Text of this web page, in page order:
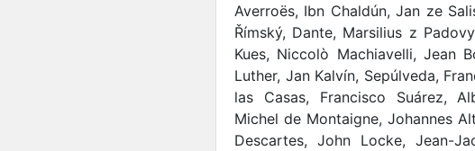
Averroës, Ibn Chaldún, Jan ze
Římský, Dante, Marsilius z
Kues, Niccolò Machiavelli, Jean
Luther, Jan Kalvín, Sepúlveda,
las Casas, Francisco Suárez,
Michel de Montaigne, Johannes
Descartes, John Locke, Jean-